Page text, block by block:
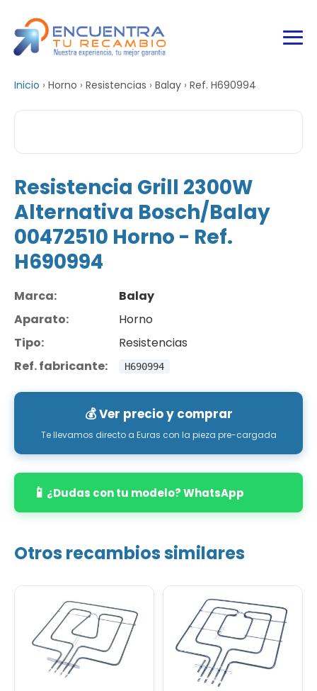
Inicio › Horno › Resistencias › Balay › Ref. H690994
Resistencia Grill 2300W
Alternativa Bosch/Balay
00472510 Horno - Ref.
H690994
Marca:
Balay
Aparato:
Horno
Tipo:
Resistencias
Ref. fabricante:
H690994
💰 Ver precio y comprar
Te llevamos directo a Euras con la pieza pre-cargada
📱 ¿Dudas con tu modelo? WhatsApp
Otros recambios similares